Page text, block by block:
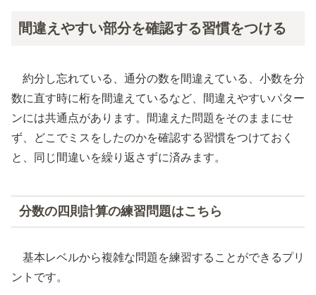
間違えやすい部分を確認する習慣をつける
約分し忘れている、通分の数を間違えている、小数を分
数に直す時に桁を間違えているなど、間違えやすいパター
ンには共通点があります。間違えた問題をそのままにせ
ず、どこでミスをしたのかを確認する習慣をつけておく
と、同じ間違いを繰り返さずに済みます。
分数の四則計算の練習問題はこちら
基本レベルから複雑な問題を練習することができるプリ
ントです。